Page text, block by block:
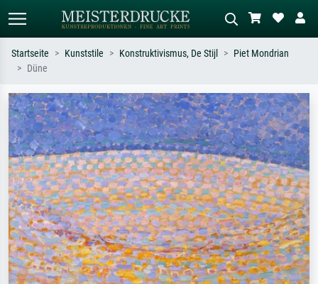
Suchen Sie nach Künstlern, Werktiteln
oder Stilen – z.B. Monet,
Sternennacht, Impressionismus, Welle
Hokusai, Akt.
Beschreiben Sie die Szene – z.B. Grüne
Wiese, Abstrakt mit viel Rot, Dunkles
Ölgemälde, Stehender Akt neben einem
Baum.
Startseite Kunststile Konstruktivismus, De Stijl
Piet Mondrian
Düne